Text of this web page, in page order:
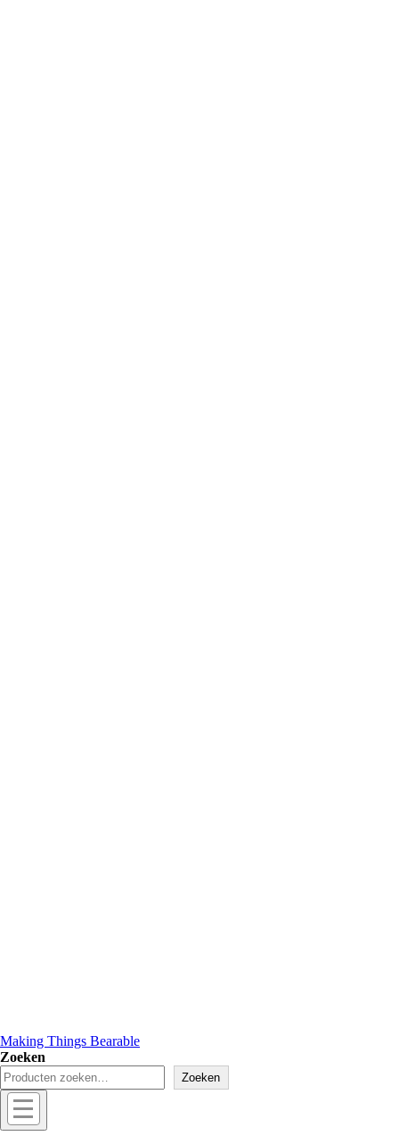
Making Things Bearable
Zoeken
Zoeken
Hoofd
navigatie
Menu